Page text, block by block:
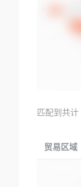
匹配到共计
贸易区域